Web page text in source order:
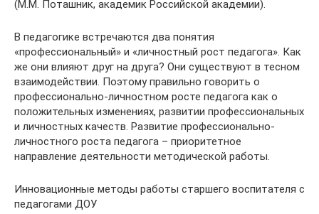
(М.М. Поташник, академик Российской академии).
В педагогике встречаются два понятия
«профессиональный» и «личностный рост педагога». Как
же они влияют друг на друга? Они существуют в тесном
взаимодействии. Поэтому правильно говорить о
профессионально-личностном росте педагога как о
положительных изменениях, развитии профессиональных
и личностных качеств. Развитие профессионально-
личностного роста педагога – приоритетное
направление деятельности методической работы.
Инновационные методы работы старшего воспитателя с
педагогами ДОУ